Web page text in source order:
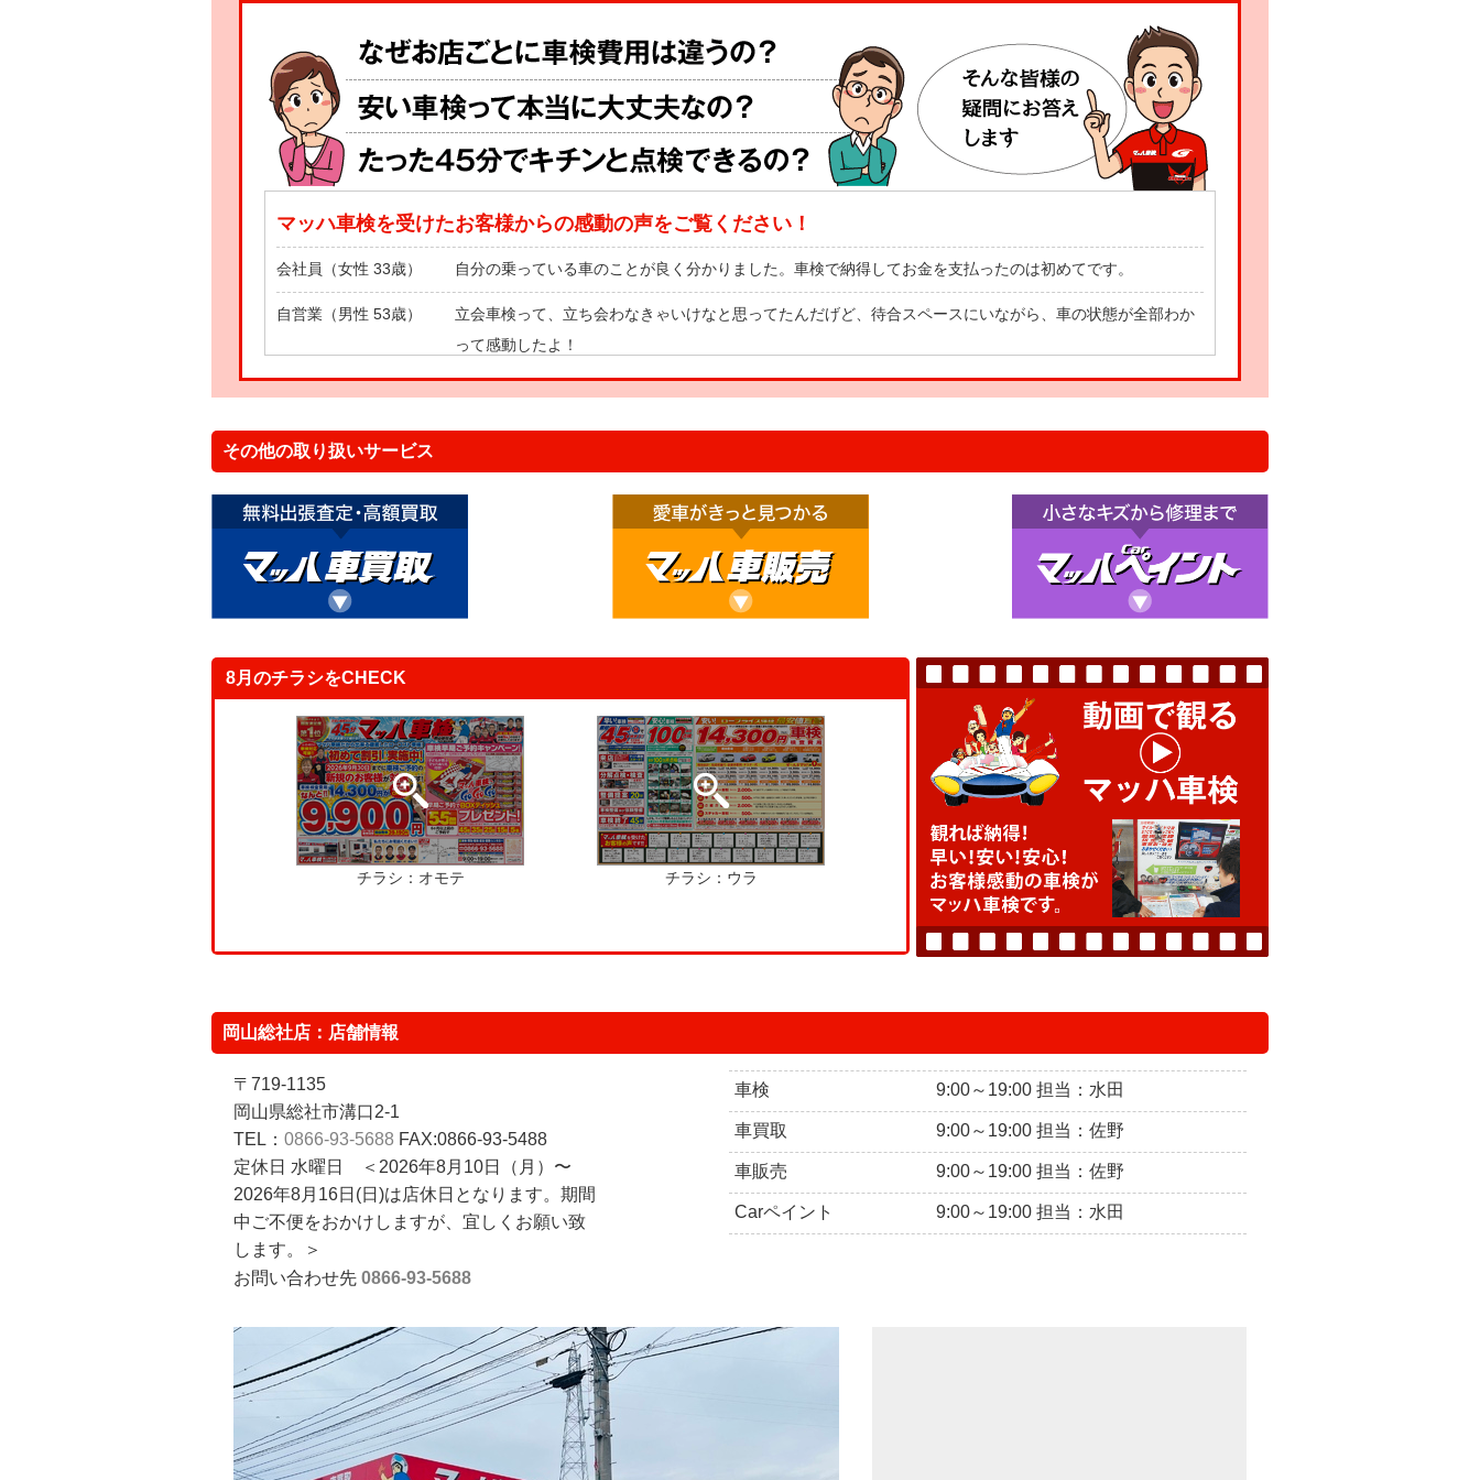
マッハ車検を受けたお客様からの感動の声をご覧ください！
会社員（女性 33歳） 自分の乗っている車のことが良く分かりました。車検で納得してお金を支払ったのは初めてです。
自営業（男性 53歳）
立会車検って、立ち会わなきゃいけなと思ってたんだげど、待合スペースにいながら、車の状態が全部わか
って感動したよ！
その他の取り扱いサービス
8月のチラシをCHECK
チラシ：オモテ チラシ：ウラ
岡山総社店：店舗情報
〒719-1135
岡山県総社市溝口2-1
TEL： 0866-93-5688 FAX:0866-93-5488
定休日 水曜日 ＜2026年8月10日（月）〜
2026年8月16日(日)は店休日となります。期間
中ご不便をおかけしますが、宜しくお願い致
します。＞
お問い合わせ先 0866-93-5688
車検 9:00～19:00 担当：水田
車買取 9:00～19:00 担当：佐野
車販売 9:00～19:00 担当：佐野
Carペイント 9:00～19:00 担当：水田